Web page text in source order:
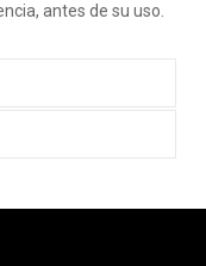
antes de su uso.